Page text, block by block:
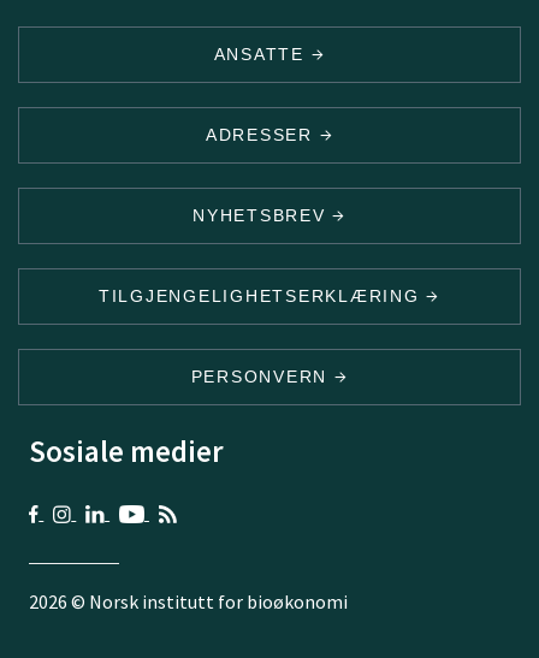
ANSATTE
ADRESSER
NYHETSBREV
TILGJENGELIGHETSERKLÆRING
PERSONVERN
Sosiale medier
2026 © Norsk institutt for bioøkonomi